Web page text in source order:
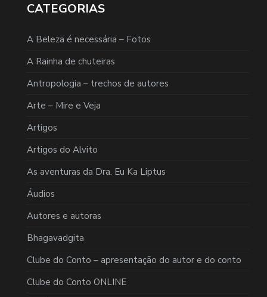
CATEGORIAS
A Beleza é necessária – Fotos
A Rainha de chuteiras
Antropologia – trechos de autores
Arte – Mire e Veja
Artigos
Artigos do Alvito
As aventuras da Dra. Eu Ka Liptus
Áudios
Autores e autoras
Bhagavadgita
Clube do Conto – apresentação do autor e do conto
Clube do Conto ONLINE